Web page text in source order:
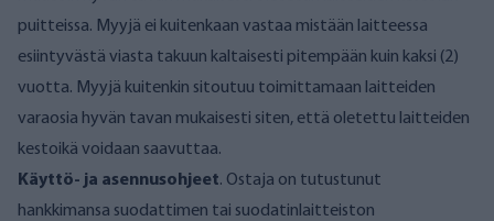
puitteissa. Myyjä ei kuitenkaan vastaa mistään laitteessa
esiintyvästä viasta takuun kaltaisesti pitempään kuin kaksi (2)
vuotta. Myyjä kuitenkin sitoutuu toimittamaan laitteiden
varaosia hyvän tavan mukaisesti siten, että oletettu laitteiden
kestoikä voidaan saavuttaa.
Käyttö- ja asennusohjeet. Ostaja on tutustunut
hankkimansa suodattimen tai suodatinlaitteiston